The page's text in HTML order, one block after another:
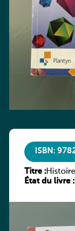
ISBN:
Titre :
État du livre :